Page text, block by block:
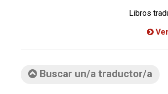
Libros
Buscar un/a traductor/a